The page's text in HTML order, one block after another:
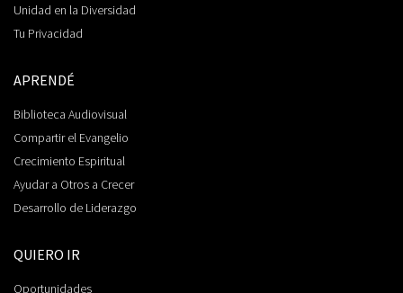
Unidad en la Diversidad
Tu Privacidad
APRENDÉ
Biblioteca Audiovisual
Compartir el Evangelio
Crecimiento Espiritual
Ayudar a Otros a Crecer
Desarrollo de Liderazgo
QUIERO IR
Oportunidades